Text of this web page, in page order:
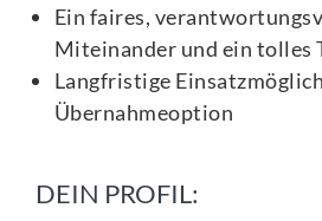
Ein faires,
Miteinander und ein tolles
Langfristige
Übernahmeoption
DEIN PROFIL: